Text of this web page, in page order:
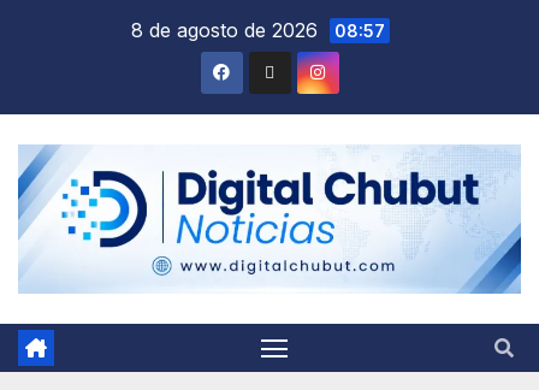
8 de agosto de 2026 08:57